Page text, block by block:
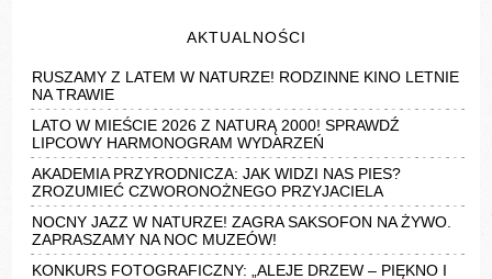
AKTUALNOŚCI
RUSZAMY Z LATEM W NATURZE! RODZINNE KINO LETNIE
NA TRAWIE
LATO W MIEŚCIE 2026 Z NATURĄ 2000! SPRAWDŹ
LIPCOWY HARMONOGRAM WYDARZEŃ
AKADEMIA PRZYRODNICZA: JAK WIDZI NAS PIES?
ZROZUMIEĆ CZWORONOŻNEGO PRZYJACIELA
NOCNY JAZZ W NATURZE! ZAGRA SAKSOFON NA ŻYWO.
ZAPRASZAMY NA NOC MUZEÓW!
KONKURS FOTOGRAFICZNY: „ALEJE DRZEW – PIĘKNO I